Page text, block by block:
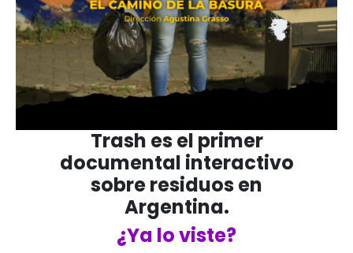
Trash es el primer
documental interactivo
sobre residuos en
Argentina.
¿Ya lo viste?